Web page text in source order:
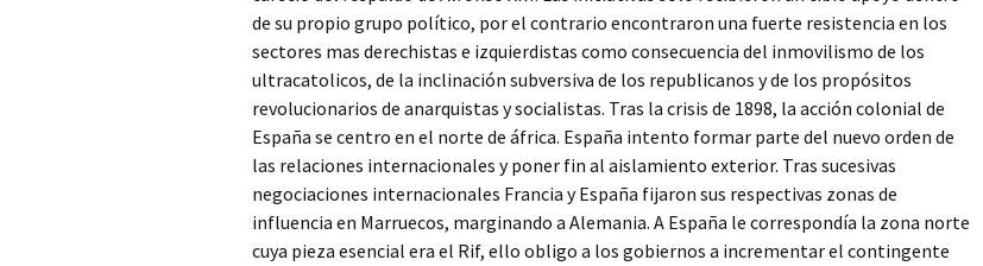
de su propio grupo político, por el contrario encontraron una fuerte resistencia en los
sectores mas derechistas e izquierdistas como consecuencia del inmovilismo de los
ultracatolicos, de la inclinación subversiva de los republicanos y de los propósitos
revolucionarios de anarquistas y socialistas. Tras la crisis de 1898, la acción colonial de
España se centro en el norte de áfrica. España intento formar parte del nuevo orden de
las relaciones internacionales y poner fin al aislamiento exterior. Tras sucesivas
negociaciones internacionales Francia y España fijaron sus respectivas zonas de
influencia en Marruecos, marginando a Alemania. A España le correspondía la zona norte
cuya pieza esencial era el Rif, ello obligo a los gobiernos a incrementar el contingente